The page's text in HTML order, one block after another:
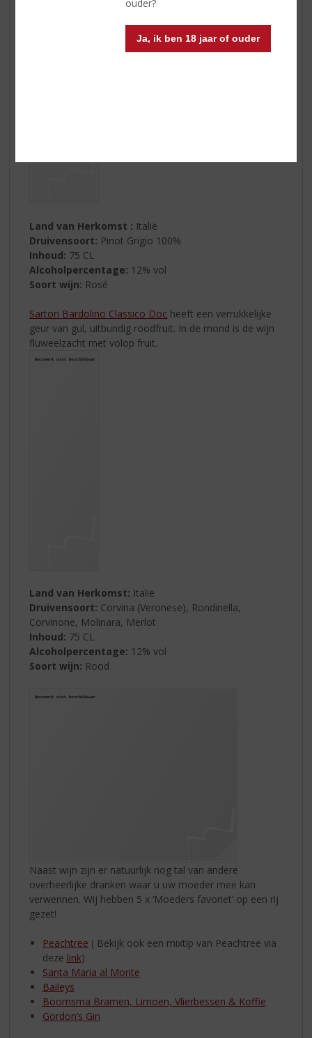
ouder?
Ja, ik ben 18 jaar of ouder
Land van Herkomst : Italië
Druivensoort: Pinot Grigio 100%
Inhoud: 75 CL
Alcoholpercentage: 12% vol
Soort wijn: Rosé
Sartori Bardolino Classico Doc heeft een verrukkelijke
geur van gul, uitbundig roodfruit. In de mond is de wijn
fluweelzacht met volop fruit.
Land van Herkomst: Italië
Druivensoort: Corvina (Veronese), Rondinella,
Corvinone, Molinara, Merlot
Inhoud: 75 CL
Alcoholpercentage: 12% vol
Soort wijn: Rood
Naast wijn zijn er natuurlijk nog tal van andere
overheerlijke dranken waar u uw moeder mee kan
verwennen. Wij hebben 5 x ‘Moeders favoriet’ op een rij
gezet!
Peachtree ( Bekijk ook een mixtip van Peachtree via
deze link)
Santa Maria al Monte
Baileys
Boomsma Bramen, Limoen, Vlierbessen & Koffie
Gordon’s Gin